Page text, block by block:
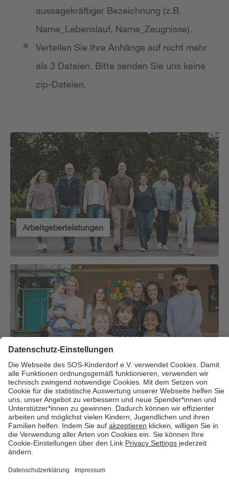
aussagekräftiger Bezeichnung (z.B.
Name_Lebenslauf, Name_Zeugnisse).
Verteilen Sie Ihre Anhänge auf nicht mehr
als 3 Dateien. Bitte senden Sie uns keine
zip-Dateien.
Arbeitgeberleistungen